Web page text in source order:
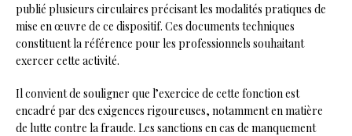
publié plusieurs circulaires précisant les modalités pratiques de
mise en œuvre de ce dispositif. Ces documents techniques
constituent la référence pour les professionnels souhaitant
exercer cette activité.
Il convient de souligner que l’exercice de cette fonction est
encadré par des exigences rigoureuses, notamment en matière
de lutte contre la fraude. Les sanctions en cas de manquement